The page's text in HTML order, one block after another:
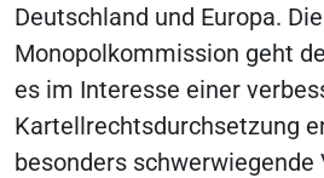
Deutschland und Europa. Die
Monopolkommission geht
es im Interesse einer
Kartellrechtsdurchsetzung
besonders schwerwiegende